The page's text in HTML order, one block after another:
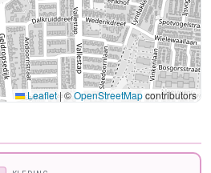
Leaflet |©OpenStreetMapcontributors